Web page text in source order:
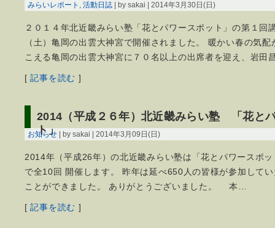
みらいレポート , 活動日誌 | by sakai | 2014年3月30日(日)
２０１４年北近畿みらい塾「花とパワースポット」の第１回
（土）亀岡の出雲大神宮で開催されました。 暖かい春の気
こえる亀岡の出雲大神宮に７０名以上の出席者を迎え、岩田
[記事を読む ]
2014（平成２６年）北近畿みらい塾 「花と
ト」
お知らせ | by sakai | 2014年3月09日(日)
2014年（平成26年）の北近畿みらい塾は「花とパワースポ
で全10回 開催します。 昨年は延べ650人の皆様が参加して
ことができました。 ありがとうございました。 本…
[記事を読む ]